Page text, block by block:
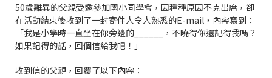
50歲離異的父親受邀參加國小同學會，因種種原因不克出席，卻
在活動結束後收到了一封寄件人令人熟悉的E-mail，內容寫到：
「我是小學時一直坐在你旁邊的______，不曉得你還記得我嗎？
如果記得的話，回個信給我吧！」
收到信的父親，回覆了以下內容：